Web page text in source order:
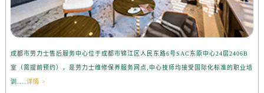
成都市劳力士售后服务中心位于成都市锦江区人民东路6号SAC东原中心24层2406B
室（需提前预约），是劳力士维修保养服务网点,中心技师均接受国际化标准的职业培
训....详情 >